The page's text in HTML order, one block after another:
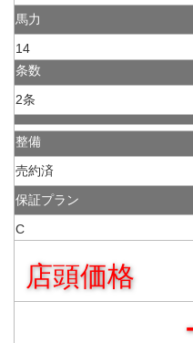
馬力
14
条数
2条
整備
売約済
保証プラン
C
店頭価格